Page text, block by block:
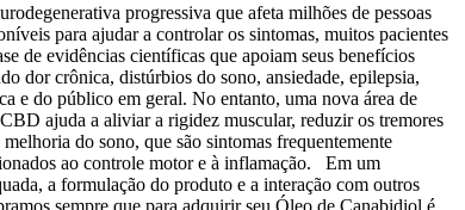
progressiva que afeta milhões de pessoas
para ajudar a controlar os sintomas, muitos pacientes
de evidências científicas que apoiam seus benefícios
dor crônica, distúrbios do sono, ansiedade, epilepsia,
e do público em geral. No entanto, uma nova área de
ajuda a aliviar a rigidez muscular, reduzir os tremores
do sono, que são sintomas frequentemente
ao controle motor e à inflamação. Em um
a formulação do produto e a interação com outros
sempre que para adquirir seu Óleo de Canabidiol é